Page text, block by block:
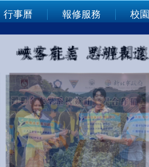
行事曆 報修服務 校